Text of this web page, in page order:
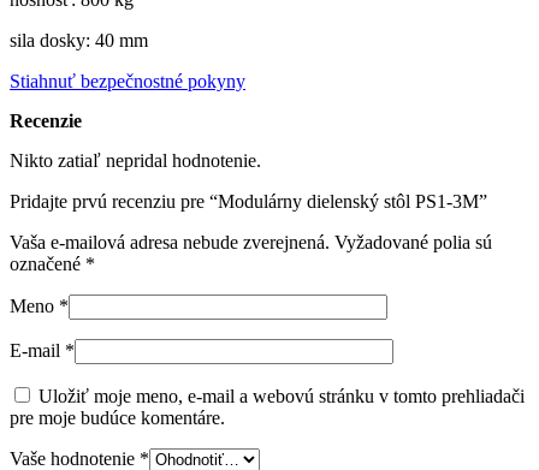
sila dosky: 40 mm
Stiahnuť bezpečnostné pokyny
Recenzie
Nikto zatiaľ nepridal hodnotenie.
Pridajte prvú recenziu pre “Modulárny dielenský stôl PS1-3M”
Vaša e-mailová adresa nebude zverejnená. Vyžadované polia sú
označené *
Meno *
E-mail *
Uložiť moje meno, e-mail a webovú stránku v tomto prehliadači
pre moje budúce komentáre.
Vaše hodnotenie *